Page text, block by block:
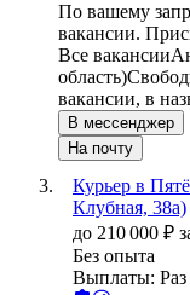
По вашему
вакансии.
Все вакансии
область)
вакансии, в
В мессенджер
На почту
Курьер в
Клубная, 38а)
до 210 000 ₽
Без опыта
Выплаты: